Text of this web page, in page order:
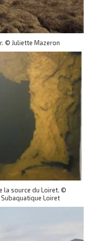
© Juliette Mazeron
la source du Loiret. ©
Loiret